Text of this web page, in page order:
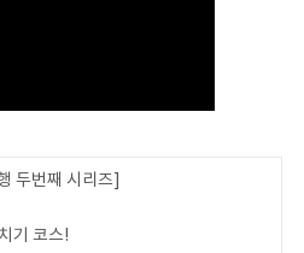
두번째 시리즈]
기 코스!